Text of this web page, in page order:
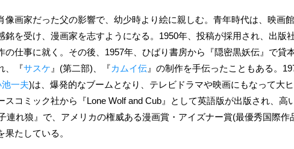
像画家だった父の影響で、幼少時より絵に親しむ。青年時代は、映画
銘を受け、漫画家を志すようになる。1950年、投稿が採用され、出版
の仕事に就く。その後、1957年、ひばり書房から『隠密黒妖伝』で貸
、『サスケ 』(第二部)、『カムイ伝 』の制作を手伝ったこともある。
一夫)は、爆発的なブームとなり、テレビドラマや映画にもなって大
スコミック社から『Lone Wolf and Cub』として英語版が出版され、高
連れ狼』で、アメリカの権威ある漫画賞・アイズナー賞(最優秀国際
たしている。